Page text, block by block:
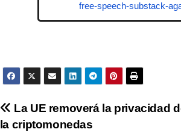
free-speech-substack-
Navegación
La UE removerá la privacidad
la criptomonedas